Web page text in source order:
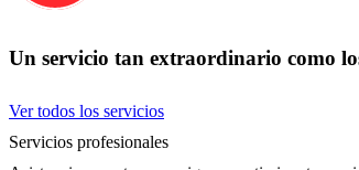
Un servicio tan extraordinario como
Ver todos los servicios
Servicios profesionales